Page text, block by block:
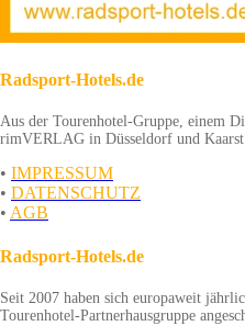
Radsport-Hotels.de
Aus der Tourenhotel-Gruppe, einem
rimVERLAG in Düsseldorf und Kaarst
• IMPRESSUM
• DATENSCHUTZ
• AGB
Radsport-Hotels.de
Seit 2007 haben sich europaweit
Tourenhotel-Partnerhausgruppe